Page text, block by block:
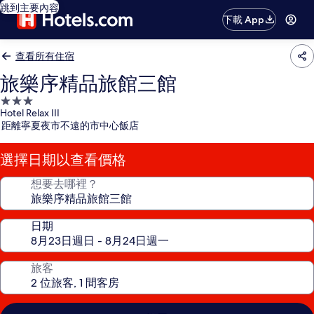
跳到主要內容
下載 App
查看所有住宿
旅樂序精品旅館三館
3.0
星
級
住
宿
Hotel Relax III
距離寧夏夜市不遠的市中心飯店
選擇日期以查看價格
想要去哪裡？
日期
旅客